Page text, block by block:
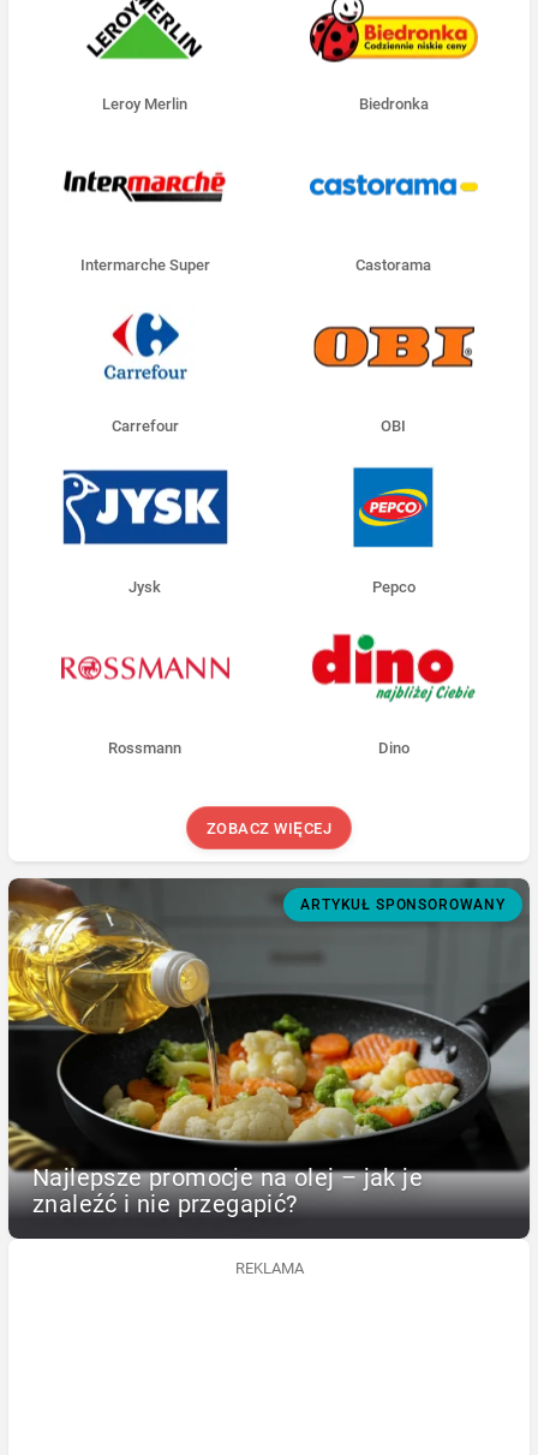
Leroy Merlin Biedronka
Intermarche Super Castorama
Carrefour OBI
Jysk Pepco
Rossmann Dino
ZOBACZ WIĘCEJ
ARTYKUŁ SPONSOROWANY
Najlepsze promocje na olej – jak je
znaleźć i nie przegapić?
REKLAMA